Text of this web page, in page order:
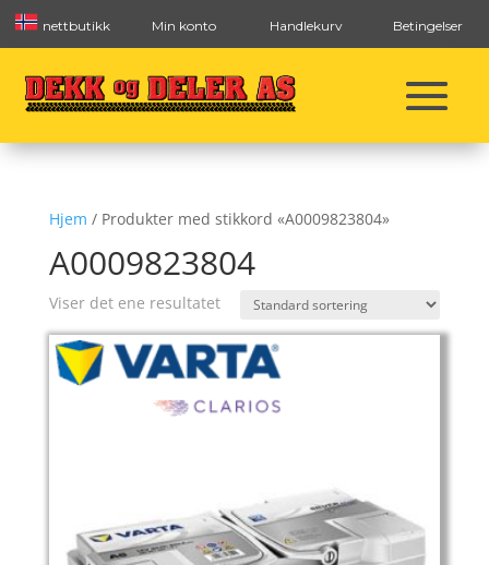
nettbutikk Min konto Handlekurv Betingelser
Hjem / Produkter med stikkord «A0009823804»
A0009823804
Viser det ene resultatet